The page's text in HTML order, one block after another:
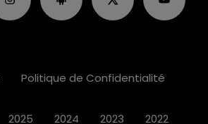
Politique de Confidentialité
2025 2024 2023 2022